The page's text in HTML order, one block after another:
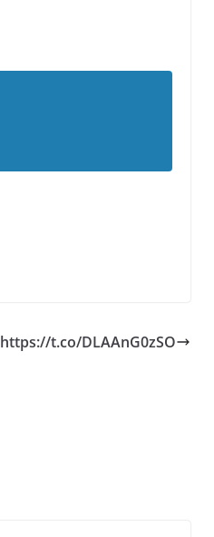
https://t.co/DLAAnG0zSO